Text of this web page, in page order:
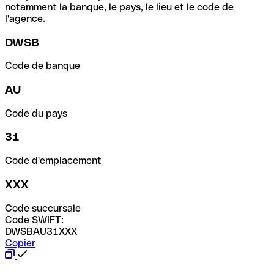
notamment la banque, le pays, le lieu et le code de
l'agence.
DWSB
Code de banque
AU
Code du pays
31
Code d'emplacement
XXX
Code succursale
Code SWIFT:
DWSBAU31XXX
Copier